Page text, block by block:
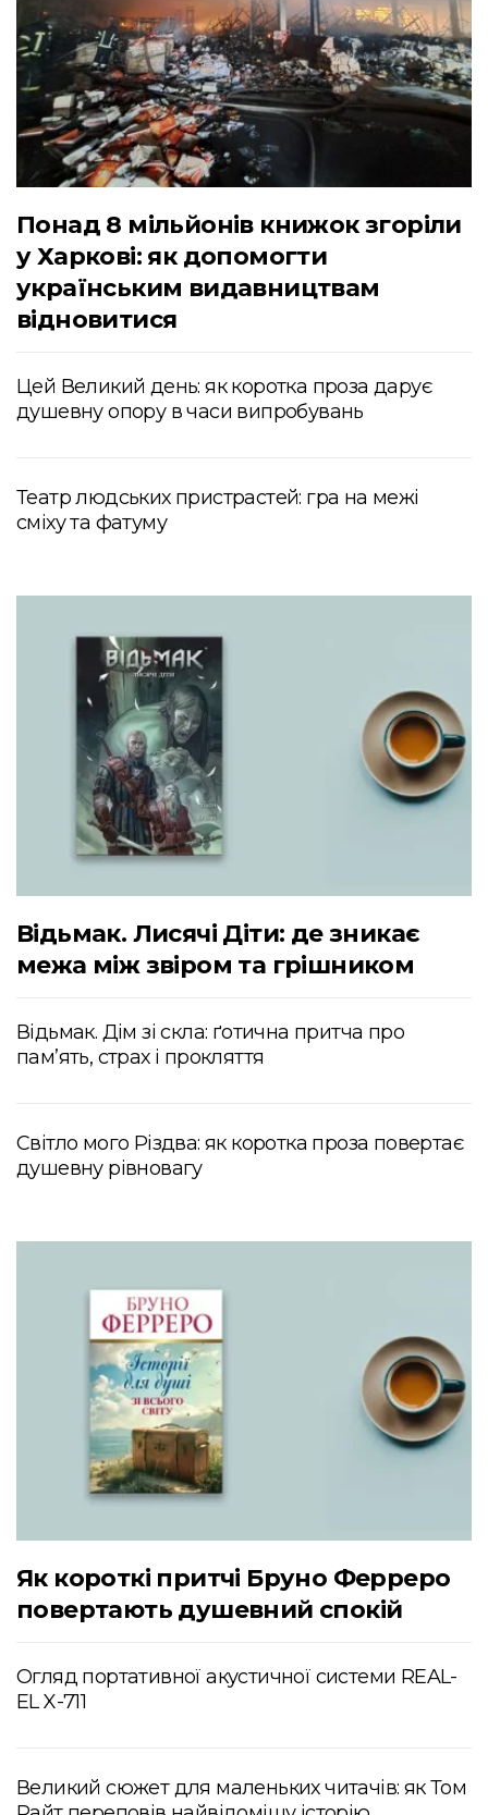
Понад 8 мільйонів книжок згоріли
у Харкові: як допомогти
українським видавництвам
відновитися
Цей Великий день: як коротка проза дарує
душевну опору в часи випробувань
Театр людських пристрастей: гра на межі
сміху та фатуму
Відьмак. Лисячі Діти: де зникає
межа між звіром та грішником
Відьмак. Дім зі скла: ґотична притча про
пам’ять, страх і прокляття
Світло мого Різдва: як коротка проза повертає
душевну рівновагу
Як короткі притчі Бруно Ферреро
повертають душевний спокій
Огляд портативної акустичної системи REAL-
EL X-711
Великий сюжет для маленьких читачів: як Том